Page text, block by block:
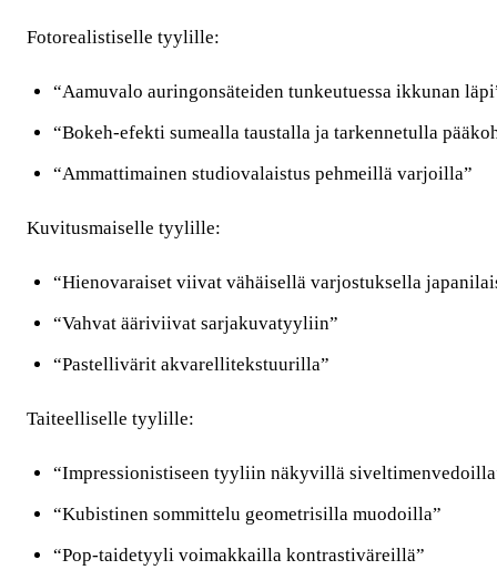
Fotorealistiselle tyylille:
“Aamuvalo auringonsäteiden tunkeutuessa ikkunan
“Bokeh-efekti sumealla taustalla ja tarkennetulla
“Ammattimainen studiovalaistus pehmeillä varjoilla”
Kuvitusmaiselle tyylille:
“Hienovaraiset viivat vähäisellä varjostuksella
“Vahvat ääriviivat sarjakuvatyyliin”
“Pastellivärit akvarellitekstuurilla”
Taiteelliselle tyylille:
“Impressionistiseen tyyliin näkyvillä
“Kubistinen sommittelu geometrisilla muodoilla”
“Pop-taidetyyli voimakkailla kontrastiväreillä”